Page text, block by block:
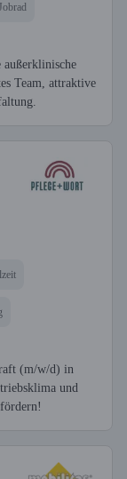
Team, attraktive
(m/w/d) in
und